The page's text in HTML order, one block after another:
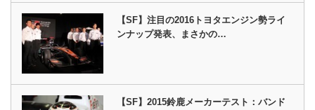
【SF】注目の2016トヨタエンジン勢ライ
ンナップ発表、まさかの…
【SF】2015鈴鹿メーカーテスト：バンド